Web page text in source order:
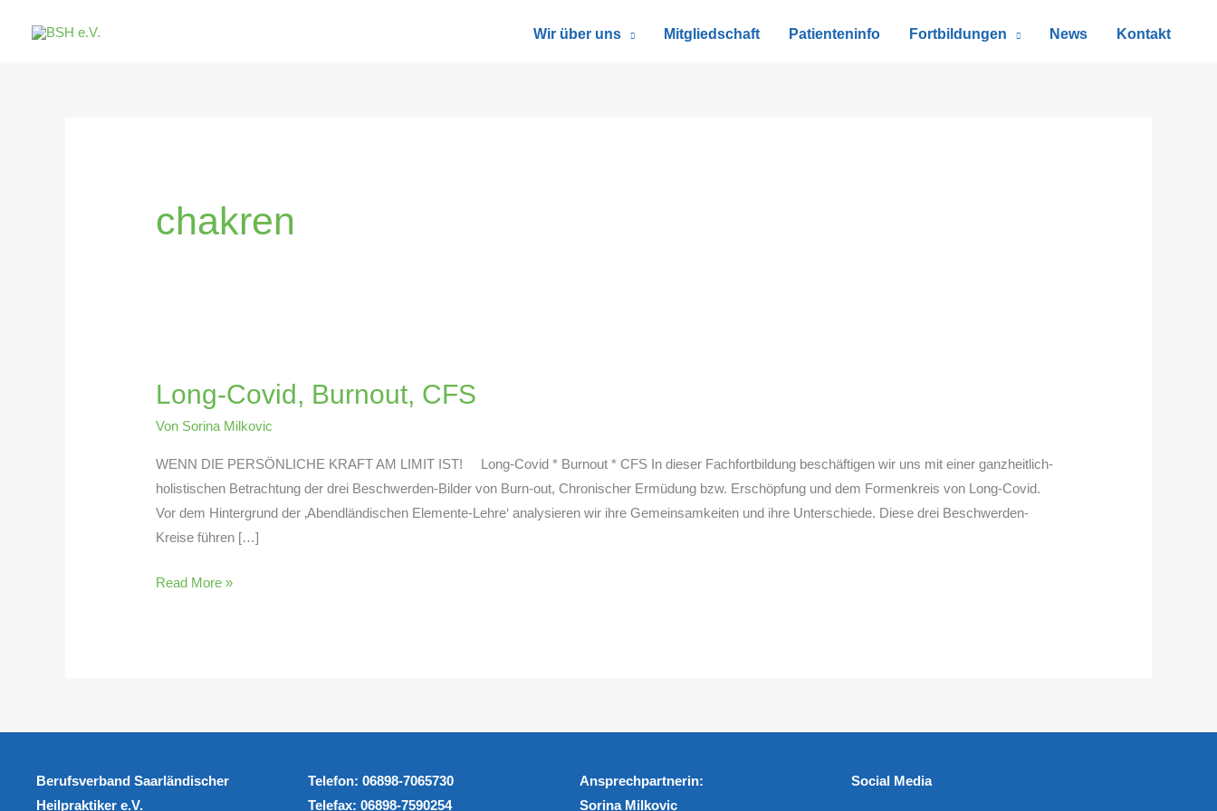
Wir über uns Mitgliedschaft Patienteninfo Fortbildungen News Kontakt
chakren
Long-Covid, Burnout, CFS
Von Sorina Milkovic
WENN DIE PERSÖNLICHE KRAFT AM LIMIT IST! Long-Covid * Burnout * CFS In dieser Fachfortbildung beschäftigen wir uns mit einer ganzheitlich-
holistischen Betrachtung der drei Beschwerden-Bilder von Burn-out, Chronischer Ermüdung bzw. Erschöpfung und dem Formenkreis von Long-Covid.
Vor dem Hintergrund der ‚Abendländischen Elemente-Lehre‘ analysieren wir ihre Gemeinsamkeiten und ihre Unterschiede. Diese drei Beschwerden-
Kreise führen […]
Long-
CFS
Read More »
Berufsverband Saarländischer
Heilpraktiker e.V.
Telefon: 06898-7065730
Telefax: 06898-7590254
Ansprechpartnerin:
Sorina Milkovic
Social Media